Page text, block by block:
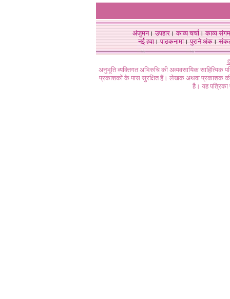
अंजुमन।उपहार।काव्य चर्चा।काव्य संगम
नई हवा। पाठकनामा। पुराने अंक।
अनुभूति व्यक्तिगत अभिरुचि की अव्यवसायिक
प्रकाशकों के पास सुरक्षित हैं। लेखक अथवा प्रकाशक की
है। यह पत्रिका